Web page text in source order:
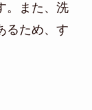
。また、洗
るため、す